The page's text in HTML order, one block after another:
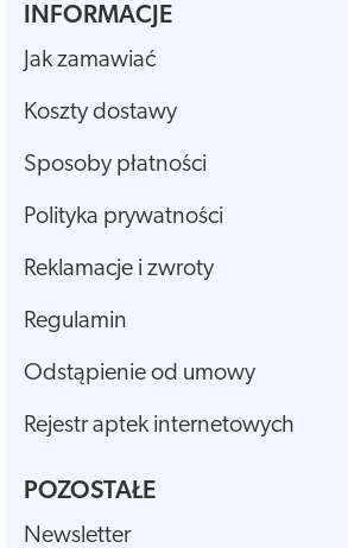
INFORMACJE
Jak zamawiać
Koszty dostawy
Sposoby płatności
Polityka prywatności
Reklamacje i zwroty
Regulamin
Odstąpienie od umowy
Rejestr aptek internetowych
POZOSTAŁE
Newsletter